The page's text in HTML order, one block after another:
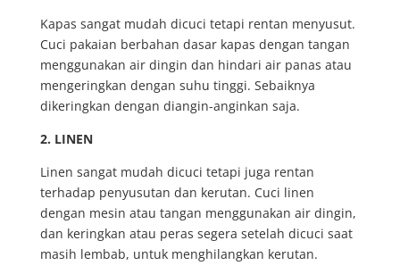
Kapas sangat mudah dicuci tetapi rentan menyusut.
Cuci pakaian berbahan dasar kapas dengan tangan
menggunakan air dingin dan hindari air panas atau
mengeringkan dengan suhu tinggi. Sebaiknya
dikeringkan dengan diangin-anginkan saja.
2. LINEN
Linen sangat mudah dicuci tetapi juga rentan
terhadap penyusutan dan kerutan. Cuci linen
dengan mesin atau tangan menggunakan air dingin,
dan keringkan atau peras segera setelah dicuci saat
masih lembab, untuk menghilangkan kerutan.